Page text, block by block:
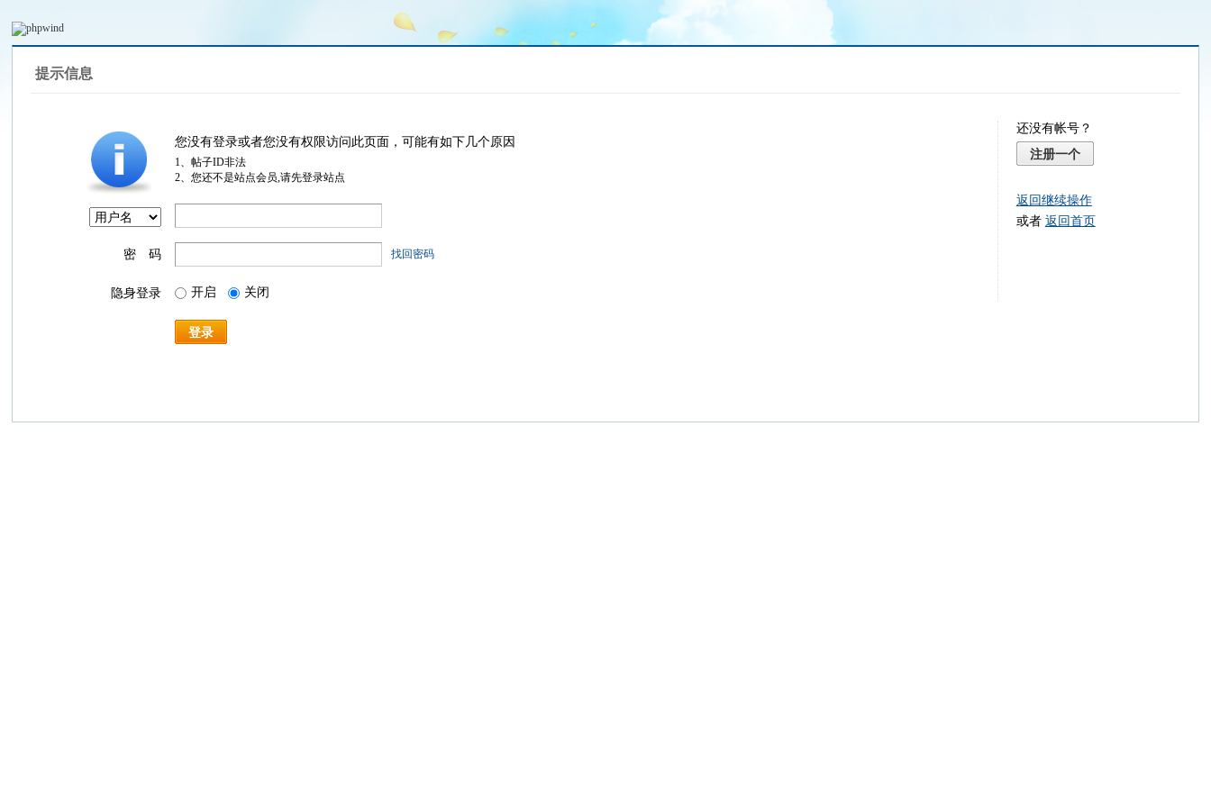
提示信息
您没有登录或者您没有权限访问此页面，可能有如下几个原因
1、帖子ID非法
2、您还不是站点会员,请先登录站点
密 码 找回密码
隐身登录 开启 关闭
登录
还没有帐号？
注册一个
返回继续操作
或者 返回首页